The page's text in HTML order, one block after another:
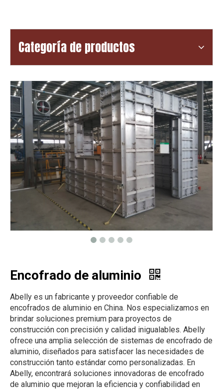
Categoría de productos
Encofrado de aluminio
Abelly es un fabricante y proveedor confiable de
encofrados de aluminio en China. Nos especializamos en
brindar soluciones premium para proyectos de
construcción con precisión y calidad inigualables. Abelly
ofrece una amplia selección de sistemas de encofrado de
aluminio, diseñados para satisfacer las necesidades de
construcción tanto estándar como personalizadas. En
Abelly, encontrará soluciones innovadoras de encofrado
de aluminio que mejoran la eficiencia y confiabilidad en